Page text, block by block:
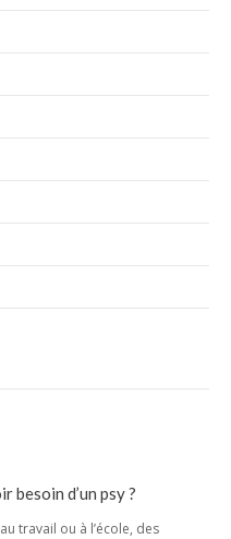
besoin d’un psy ?
travail ou à l’école, des